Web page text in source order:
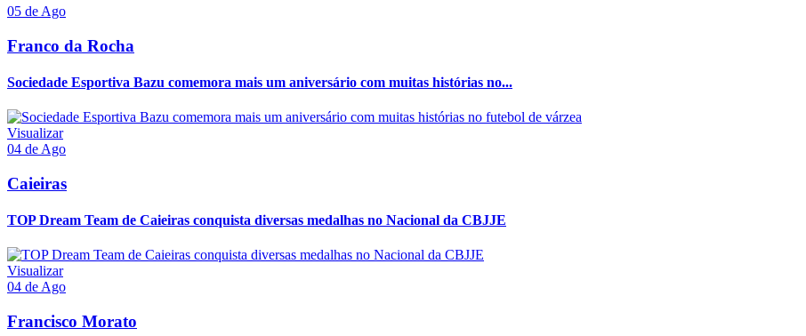
05 de Ago
Franco da Rocha
Sociedade Esportiva Bazu comemora mais um aniversário com muitas histórias no...
Visualizar
04 de Ago
Caieiras
TOP Dream Team de Caieiras conquista diversas medalhas no Nacional da CBJJE
Visualizar
04 de Ago
Francisco Morato